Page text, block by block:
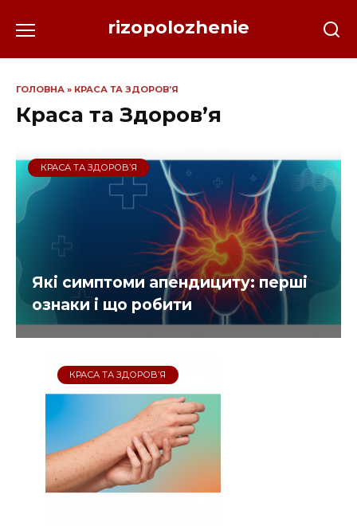
до
rizopolozhenie
ГОЛОВНА » КРАСА ТА ЗДОРОВ’Я
Краса та Здоров’я
КРАСА ТА ЗДОРОВ’Я
Які симптоми апендициту: перші
ознаки і що робити
КРАСА ТА ЗДОРОВ’Я